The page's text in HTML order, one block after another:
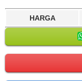
HARGA